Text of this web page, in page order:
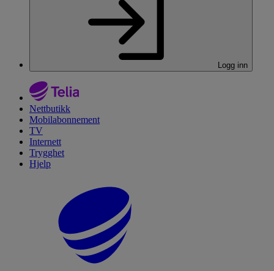
Logg inn
Nettbutikk
Mobilabonnement
TV
Internett
Trygghet
Hjelp